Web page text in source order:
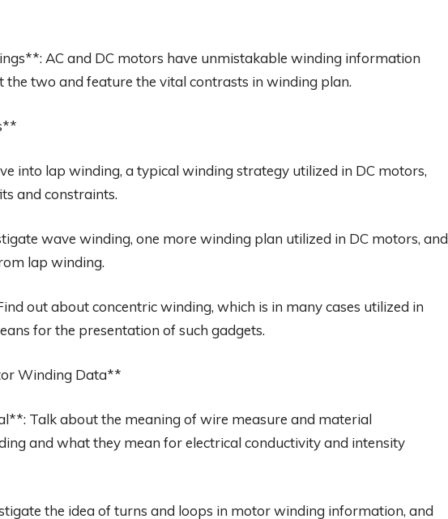
AC and DC motors have unmistakable winding information
the two and feature the vital contrasts in winding plan.
into lap winding, a typical winding strategy utilized in DC motors,
and constraints.
wave winding, one more winding plan utilized in DC motors, and
lap winding.
out about concentric winding, which is in many cases utilized in
for the presentation of such gadgets.
Winding Data**
Talk about the meaning of wire measure and material
and what they mean for electrical conductivity and intensity
the idea of turns and loops in motor winding information, and